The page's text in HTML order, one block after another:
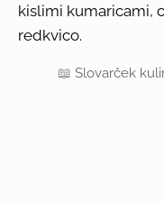
kislimi kumaricami,
redkvico.
📖Slovarček